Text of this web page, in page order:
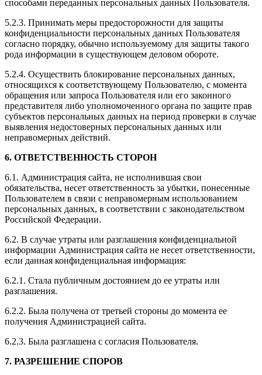
способами переданных персональных данных Пользователя.
5.2.3. Принимать меры предосторожности для защиты
конфиденциальности персональных данных Пользователя
согласно порядку, обычно используемому для защиты такого
рода информации в существующем деловом обороте.
5.2.4. Осуществить блокирование персональных данных,
относящихся к соответствующему Пользователю, с момента
обращения или запроса Пользователя или его законного
представителя либо уполномоченного органа по защите прав
субъектов персональных данных на период проверки в случае
выявления недостоверных персональных данных или
неправомерных действий.
6. ОТВЕТСТВЕННОСТЬ СТОРОН
6.1. Администрация сайта, не исполнившая свои
обязательства, несет ответственность за убытки, понесенные
Пользователем в связи с неправомерным использованием
персональных данных, в соответствии с законодательством
Российской Федерации.
6.2. В случае утраты или разглашения конфиденциальной
информации Администрация сайта не несет ответственности,
если данная конфиденциальная информация:
6.2.1. Стала публичным достоянием до ее утраты или
разглашения.
6.2.2. Была получена от третьей стороны до момента ее
получения Администрацией сайта.
6.2.3. Была разглашена с согласия Пользователя.
7. РАЗРЕШЕНИЕ СПОРОВ